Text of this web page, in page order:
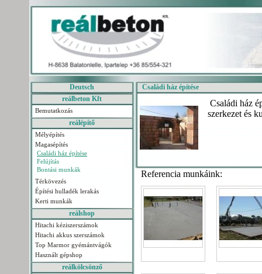
Családi ház építése
Családi ház
szerkezet és
Referencia munkáink:
Deutsch
reálbeton Kft
Bemutatkozás
reálépítő
Mélyépítés
Magasépítés
Családi ház építése
Felújítás
Bontási munkák
Térkövezés
Építési hulladék lerakás
Kerti munkák
reálshop
Hitachi kéziszerszámok
Hitachi akkus szerszámok
Top Marmor gyémántvágók
Használt gépshop
reálkölcsönző